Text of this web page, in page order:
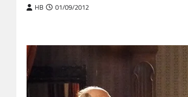
HB 01/09/2012